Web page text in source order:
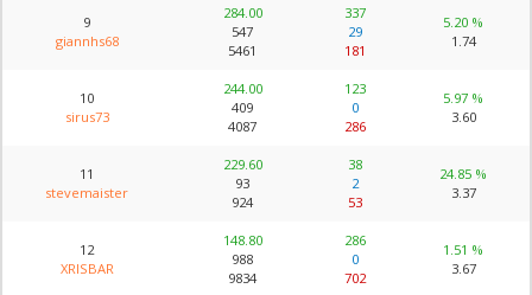
9
giannhs68
284.00
547
5461
337
29
181
5.20 %
1.74
10
sirus73
244.00
409
4087
123
0
286
5.97 %
3.60
11
stevemaister
229.60
93
924
38
2
53
24.85 %
3.37
12
XRISBAR
148.80
988
9834
286
0
702
1.51 %
3.67